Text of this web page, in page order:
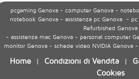
pcgaming Genova - computer Genova -
notebook Genova - assistenza pc Genova -
Refurbished Genova
- assistenza mac Genova - personal computer
monitor Genova - schede video NVIDIA Genova
Home | Condizioni di Vendita |
Cookies